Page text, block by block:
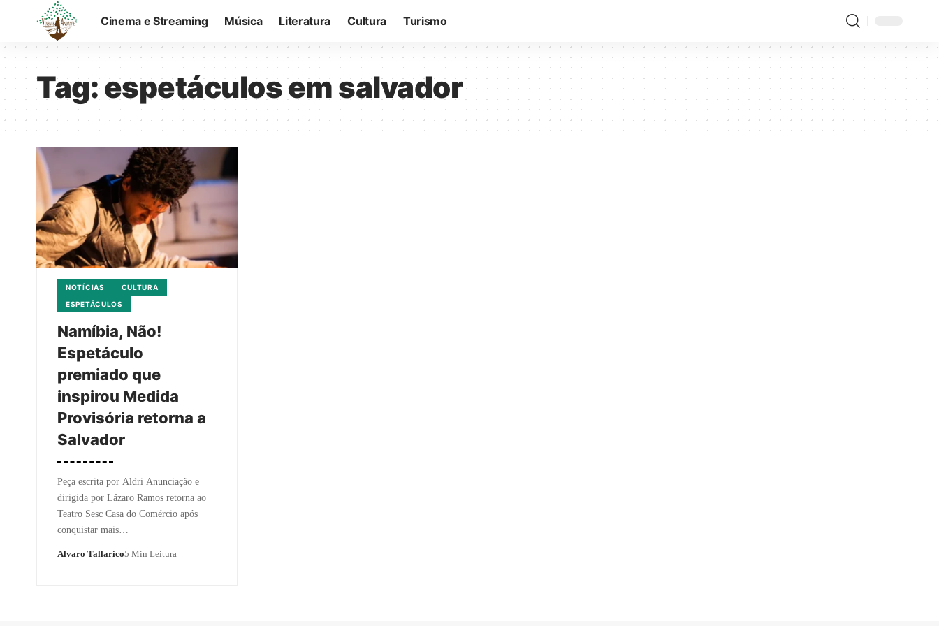
Cinema e Streaming Música Literatura Cultura Turismo
Tag:espetáculos em salvador
NOTÍCIAS
CULTURA
ESPETÁCULOS
Namíbia, Não!
Espetáculo
premiado que
inspirou Medida
Provisória retorna a
Salvador
Peça escrita por Aldri Anunciação e
dirigida por Lázaro Ramos retorna ao
Teatro Sesc Casa do Comércio após
conquistar mais…
Alvaro Tallarico5 Min Leitura